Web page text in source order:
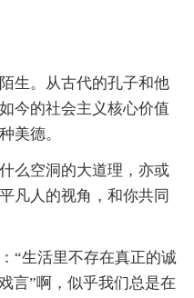
。从古代的孔子和他
今的社会主义核心价值
美德。
空洞的大道理，亦或
凡人的视角，和你共同
生活里不存在真正的诚
言”啊，似乎我们总是在